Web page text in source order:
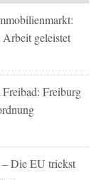
geleistet
Freiburg
Die EU trickst